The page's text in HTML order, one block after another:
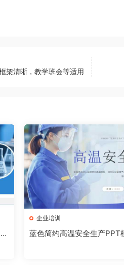
架清晰，教学班会等适用
企业培训
蓝色简约高温安全生产PPT